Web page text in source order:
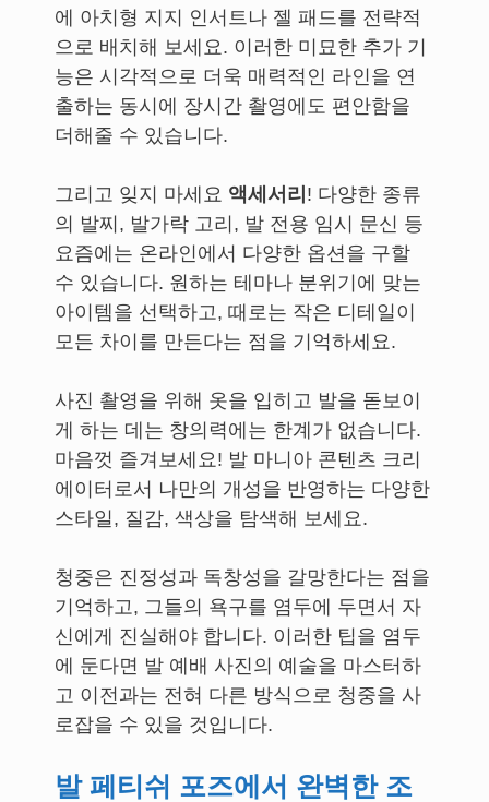
에 아치형 지지 인서트나 젤 패드를 전략적
으로 배치해 보세요. 이러한 미묘한 추가 기
능은 시각적으로 더욱 매력적인 라인을 연
출하는 동시에 장시간 촬영에도 편안함을
더해줄 수 있습니다.
그리고 잊지 마세요 액세서리 ! 다양한 종류
의 발찌, 발가락 고리, 발 전용 임시 문신 등
요즘에는 온라인에서 다양한 옵션을 구할
수 있습니다. 원하는 테마나 분위기에 맞는
아이템을 선택하고, 때로는 작은 디테일이
모든 차이를 만든다는 점을 기억하세요.
사진 촬영을 위해 옷을 입히고 발을 돋보이
게 하는 데는 창의력에는 한계가 없습니다.
마음껏 즐겨보세요! 발 마니아 콘텐츠 크리
에이터로서 나만의 개성을 반영하는 다양한
스타일, 질감, 색상을 탐색해 보세요.
청중은 진정성과 독창성을 갈망한다는 점을
기억하고, 그들의 욕구를 염두에 두면서 자
신에게 진실해야 합니다. 이러한 팁을 염두
에 둔다면 발 예배 사진의 예술을 마스터하
고 이전과는 전혀 다른 방식으로 청중을 사
로잡을 수 있을 것입니다.
발 페티쉬 포즈에서 완벽한 조